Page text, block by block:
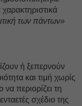
των πάντων»
ή ξεπερνούν
και τιμή χωρίς
περιορίζει τη
σχέδιο της